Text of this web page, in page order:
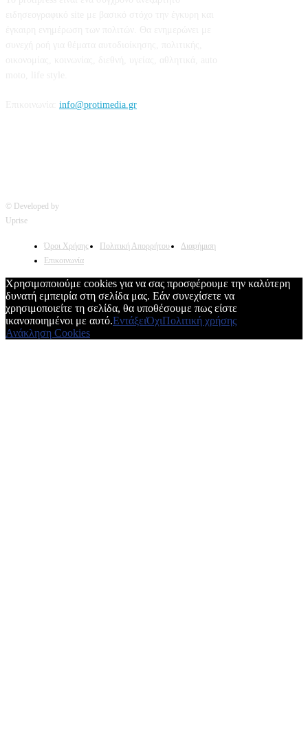
info@protimedia.gr
© Developed by
Uprise
Όροι Χρήσης Πολιτική Απορρήτου
Διαφήμιση
Επικοινωνία
Χρησιμοποιούμε cookies για να σας προσφέρουμε την καλύτερη
δυνατή εμπειρία στη σελίδα μας. Εάν συνεχίσετε να
χρησιμοποιείτε τη σελίδα, θα υποθέσουμε πως είστε
ικανοποιημένοι με αυτό.ΕντάξειΌχιΠολιτική χρήσης
Ανάκληση Cookies